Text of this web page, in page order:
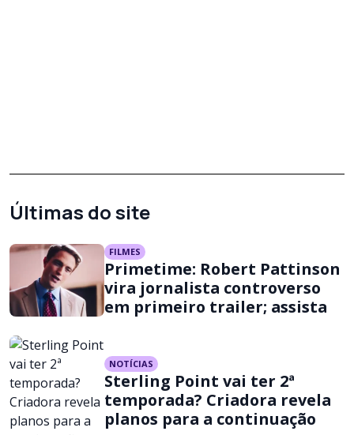
Últimas do site
FILMES
Primetime: Robert Pattinson
vira jornalista controverso
em primeiro trailer; assista
NOTÍCIAS
Sterling Point vai ter 2ª
temporada? Criadora revela
planos para a continuação